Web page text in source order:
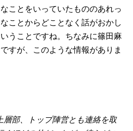
ことをいっていたもののあれっ
ことからどことなく話がおかし
うことですね。ちなみに篠田麻
すが、このような情報がありま
層部、トップ陣営とも連絡を取